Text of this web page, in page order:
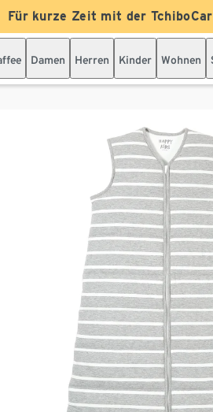
Für kurze Zeit mit der
Damen Herren Kinder Wohnen